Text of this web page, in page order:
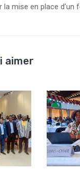
la mise en place d’un
aimer